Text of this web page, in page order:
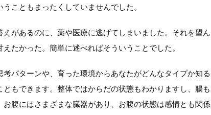
こともまったくしていませんでした。
があるのに、薬や医療に逃げてしまいました。それを望ん
たかった。簡単に述べればそういうことでした。
パターンや、育った環境からあなたがどんなタイプか知る
もできます。整体ではからだの状態もわかりますし、腸も
腹にはさまざまな臓器があり、お腹の状態は感情とも関係